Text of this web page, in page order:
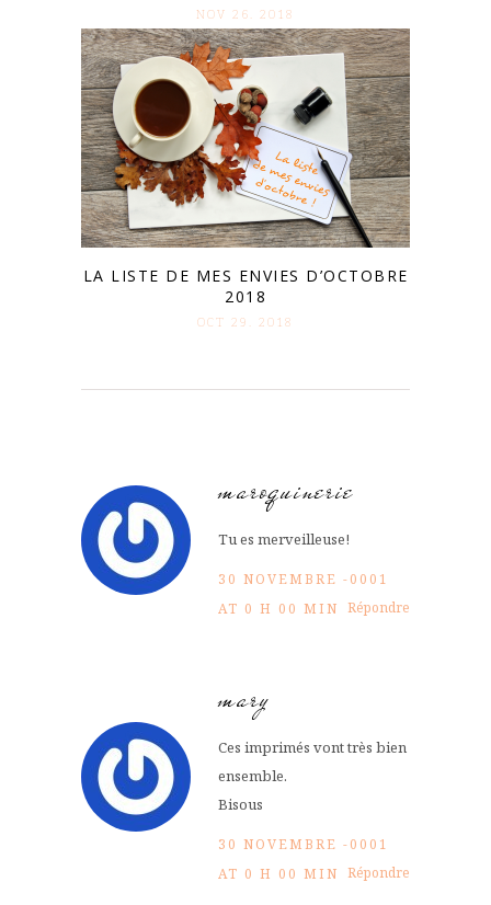
NOV 26. 2018
LA LISTE DE MES ENVIES D’OCTOBRE
2018
OCT 29. 2018
maroquinerie
Tu es merveilleuse!
30 NOVEMBRE -0001
AT 0 H 00 MIN Répondre
mary
Ces imprimés vont très bien
ensemble.
Bisous
30 NOVEMBRE -0001
AT 0 H 00 MIN Répondre